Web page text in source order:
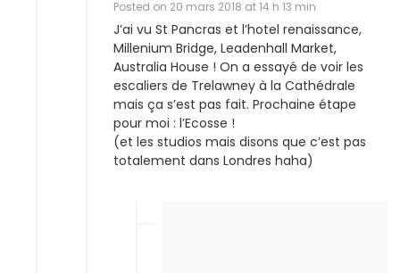
Posted on 20 mars 2018 at 14 h 13 min
J’ai vu St Pancras et l’hotel renaissance,
Millenium Bridge, Leadenhall Market,
Australia House ! On a essayé de voir les
escaliers de Trelawney à la Cathédrale
mais ça s’est pas fait. Prochaine étape
pour moi : l’Ecosse !
(et les studios mais disons que c’est pas
totalement dans Londres haha)